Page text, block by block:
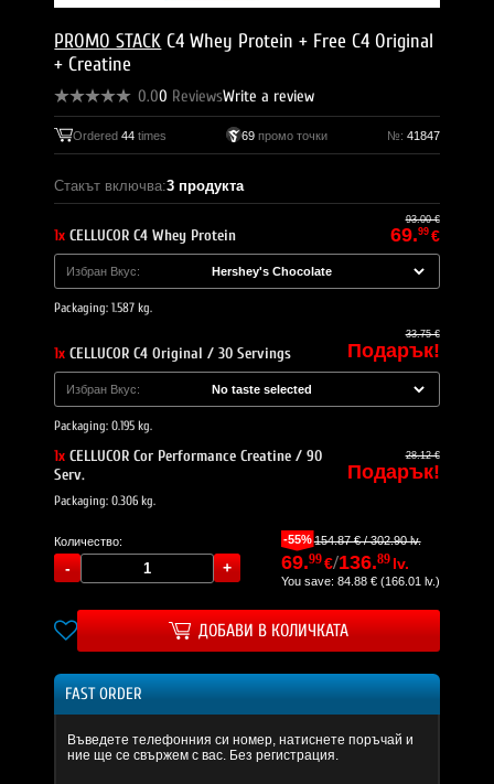
PROMO STACK C4 Whey Protein + Free C4 Original
+ Creatine
0.00 ReviewsWrite a review
Ordered44 times 69промо точки №: 41847
Стакът включва:3 продукта
1x CELLUCOR C4 Whey Protein
93.00 €
69.99 €
Избран Вкус:
Packaging: 1.587 kg.
1x CELLUCOR C4 Original / 30 Servings
33.75 €
Подарък!
Избран Вкус:
Packaging: 0.195 kg.
1x CELLUCOR Cor Performance Creatine / 90
Serv.
28.12 €
Подарък!
Packaging: 0.306 kg.
Количество: -55%154.87 € / 302.90 lv.
69.99€/136.89 lv.
You save: 84.88 € (166.01 lv.)
ДОБАВИ В КОЛИЧКАТА
FAST ORDER
Въведете телефонния си номер, натиснете поръчай и
ние ще се свържем с вас. Без регистрация.